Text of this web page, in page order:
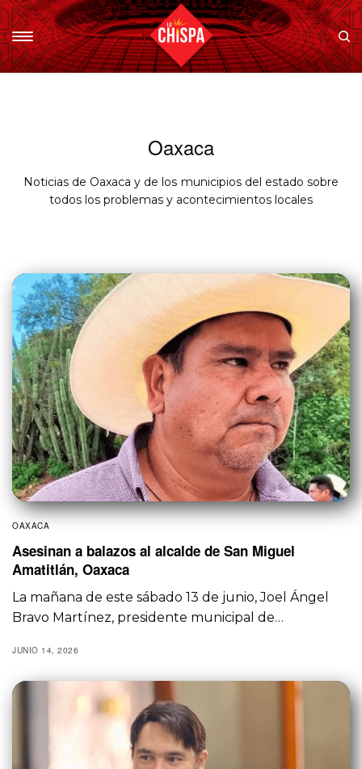
Oaxaca
Noticias de Oaxaca y de los municipios del estado sobre
todos los problemas y acontecimientos locales
OAXACA
Asesinan a balazos al alcalde de San Miguel
Amatitlán, Oaxaca
La mañana de este sábado 13 de junio, Joel Ángel
Bravo Martínez, presidente municipal de…
JUNIO 14, 2026